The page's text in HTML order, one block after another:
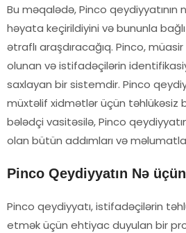
Bu məqalədə, Pinco qeydiyyatının
həyata keçirildiyini və bununla
ətraflı araşdıracağıq. Pinco,
olunan və istifadəçilərin
saxlayan bir sistemdir. Pinco
müxtəlif xidmətlər üçün təhlükəsiz
bələdçi vasitəsilə, Pinco
olan bütün addımları və
Pinco Qeydiyyatın Nə üçün
Pinco qeydiyyatı, istifadəçilərin
etmək üçün ehtiyac duyulan bir